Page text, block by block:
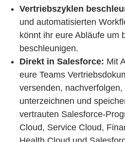
Vertriebszyklen
und automatisierten
könnt ihr eure Abläufe um
beschleunigen.
Direkt in Salesforce: Mit
eure Teams
versenden, nachverfolgen,
unterzeichnen und
vertrauten Salesforce-
Cloud, Service Cloud,